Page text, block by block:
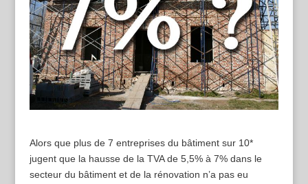
Alors que plus de 7 entreprises du bâtiment sur 10*
jugent que la hausse de la TVA de 5,5% à 7% dans le
secteur du bâtiment et de la rénovation n’a pas eu